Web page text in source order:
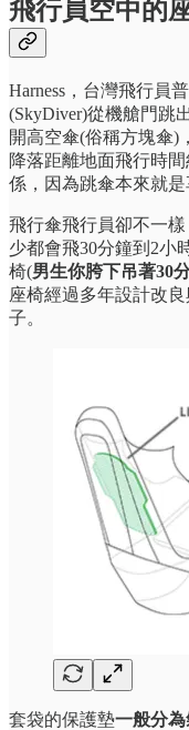
飛行員空中的
Harness，台灣飛行員
(SkyDiver)從機艙門跳
開高空傘(俗稱方塊傘)
降落距離地面飛行時
係，因為跳傘本來就是
飛行傘飛行員卻不一
少都會飛30分鐘到2小
椅(男生你胯下吊著30
座椅經過多年設計改
子。
套袋的保護墊一般分